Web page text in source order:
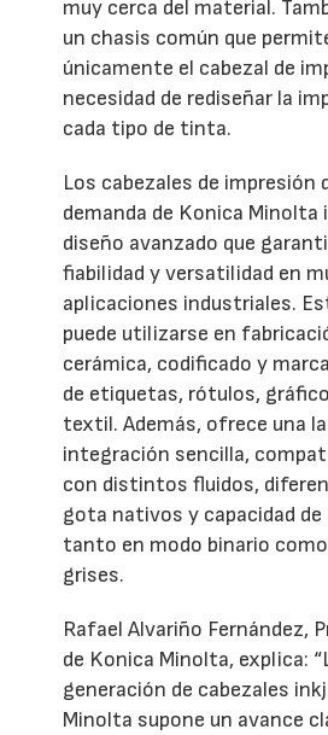
muy cerca del material.
un chasis común que
únicamente el cabezal de
necesidad de rediseñar la
cada tipo de tinta.
Los cabezales de impresión
demanda de Konica Minolta
diseño avanzado que
fiabilidad y versatilidad en
aplicaciones industriales.
puede utilizarse en
cerámica, codificado y
de etiquetas, rótulos,
textil. Además, ofrece una
integración sencilla,
con distintos fluidos,
gota nativos y capacidad de
tanto en modo binario
grises.
Rafael Alvariño Fernández,
de Konica Minolta, explica:
generación de cabezales
Minolta supone un avance